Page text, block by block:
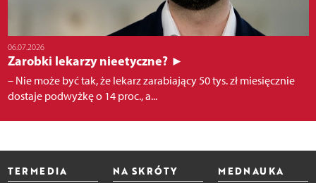
06.07.2026
Zarobki lekarzy nieetyczne? ►
– Nie może być tak, że lekarz zarabiający 50 tys. zł miesięcznie
dostaje podwyżkę o 14 proc., a...
TERMEDIA NA SKRÓTY MEDNAUKA